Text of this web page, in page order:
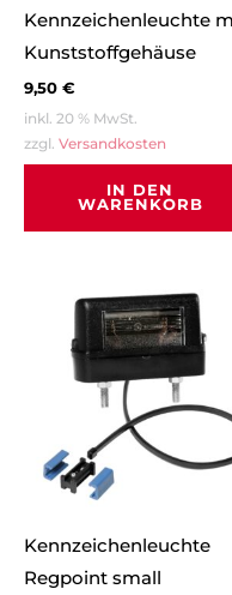
Kennzeichenleuchte
Kunststoffgehäuse
9,50 €
inkl. 20 % MwSt.
zzgl. Versandkosten
IN DEN
WARENKORB
Kennzeichenleuchte
Regpoint small